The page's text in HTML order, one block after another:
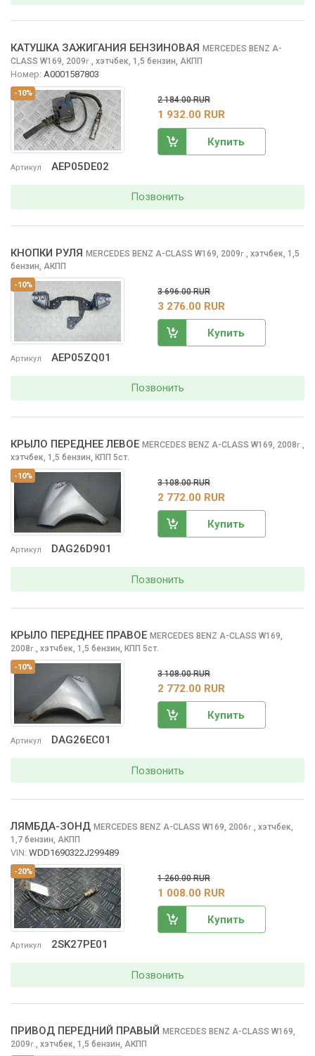
-10%
Артикул AEP05DE02
КАТУШКА ЗАЖИГАНИЯ БЕНЗИНОВАЯ
MERCEDES BENZ A-
CLASS W169, 2009г., хэтчбек, 1,5 бензин, АКПП
Номер: A0001587803
2 184.00 RUR
1 932.00 RUR
Купить
Позвонить
-10%
Артикул AEP05ZQ01
КНОПКИ РУЛЯ MERCEDES BENZ A-CLASS W169, 2009г.
хэтчбек, 1,5
бензин, АКПП
3 696.00 RUR
3 276.00 RUR
Купить
Позвонить
-10%
Артикул DAG26D901
КРЫЛО ПЕРЕДНЕЕ ЛЕВОЕ MERCEDES BENZ A-CLASS W169, 2008г.
хэтчбек, 1,5 бензин, КПП 5ст.
3 108.00 RUR
2 772.00 RUR
Купить
Позвонить
-10%
Артикул DAG26EC01
КРЫЛО ПЕРЕДНЕЕ ПРАВОЕ MERCEDES BENZ A-CLASS W169,
2008г. хэтчбек, 1,5 бензин, КПП 5ст.
3 108.00 RUR
2 772.00 RUR
Купить
Позвонить
-20%
Артикул 2SK27PE01
ЛЯМБДА-ЗОНД MERCEDES BENZ A-CLASS W169, 2006г. хэтчбек,
1,7 бензин, АКПП
VIN: WDD1690322J299489
1 260.00 RUR
1 008.00 RUR
Купить
Позвонить
ПРИВОД ПЕРЕДНИЙ ПРАВЫЙ MERCEDES BENZ A-CLASS W169,
2009г. хэтчбек, 1,5 бензин, АКПП